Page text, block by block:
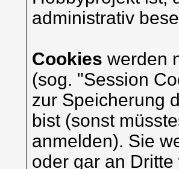
administrativ
Cookies werden
(sog. "Session
zur Speicherung
bist (sonst
anmelden). Sie
oder gar an